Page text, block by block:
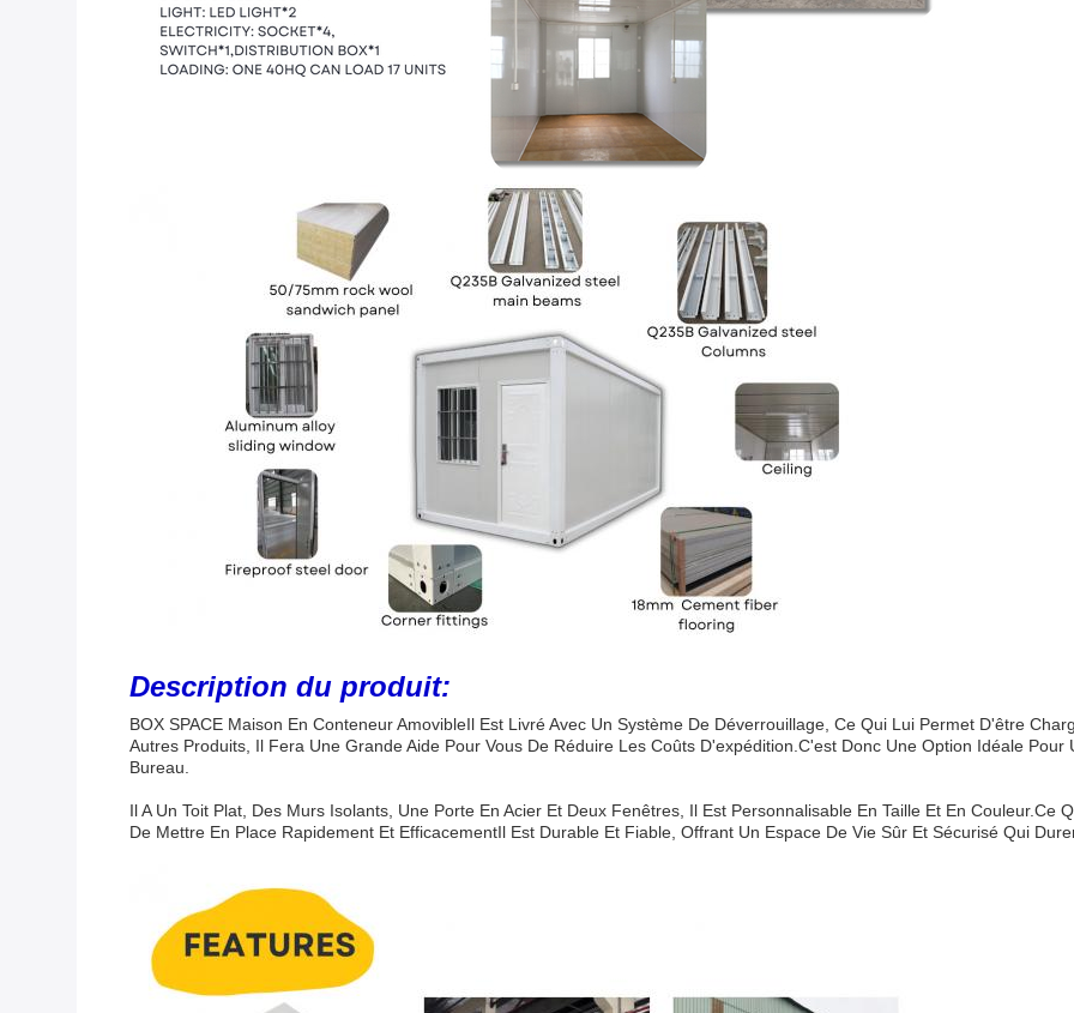
Description du produit:
BOX SPACE Maison En Conteneur AmovibleIl Est Livré Avec Un Système De Déverrouillage, Ce Qui Lui Permet D'être
Autres Produits, Il Fera Une Grande Aide Pour Vous De Réduire Les Coûts D'expédition. C'est Donc Une Option Idéale Pour
Bureau.
Il A Un Toit Plat, Des Murs Isolants, Une Porte En Acier Et Deux Fenêtres, Il Est Personnalisable En Taille Et En Couleur.ce
De Mettre En Place Rapidement Et EfficacementIl Est Durable Et Fiable, Offrant Un Espace De Vie Sûr Et Sécurisé Qui